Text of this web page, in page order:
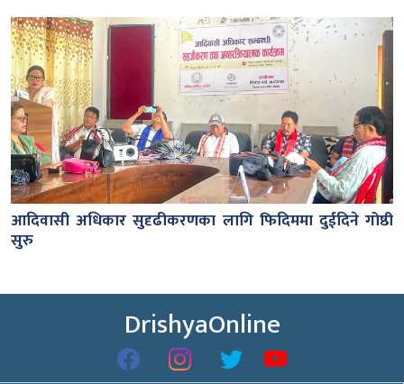
आदिवासी अधिकार सुदृढीकरणका लागि फिदिममा दुईदिने गोष्ठी
सुरु
DrishyaOnline